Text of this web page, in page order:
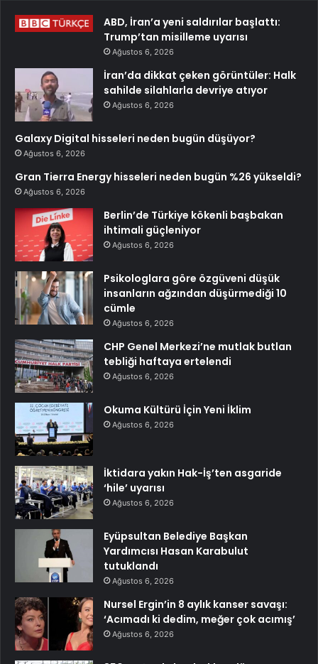
ABD, İran’a yeni saldırılar başlattı:
Trump’tan misilleme uyarısı
Ağustos 6, 2026
İran’da dikkat çeken görüntüler: Halk
sahilde silahlarla devriye atıyor
Ağustos 6, 2026
Galaxy Digital hisseleri neden bugün düşüyor?
Ağustos 6, 2026
Gran Tierra Energy hisseleri neden bugün %26 yükseldi?
Ağustos 6, 2026
Berlin’de Türkiye kökenli başbakan
ihtimali güçleniyor
Ağustos 6, 2026
Psikologlara göre özgüveni düşük
insanların ağzından düşürmediği 10
cümle
Ağustos 6, 2026
CHP Genel Merkezi’ne mutlak butlan
tebliği haftaya ertelendi
Ağustos 6, 2026
Okuma Kültürü İçin Yeni İklim
Ağustos 6, 2026
İktidara yakın Hak-İş’ten asgaride
‘hile’ uyarısı
Ağustos 6, 2026
Eyüpsultan Belediye Başkan
Yardımcısı Hasan Karabulut
tutuklandı
Ağustos 6, 2026
Nursel Ergin’in 8 aylık kanser savaşı:
‘Acımadı ki dedim, meğer çok acımış’
Ağustos 6, 2026